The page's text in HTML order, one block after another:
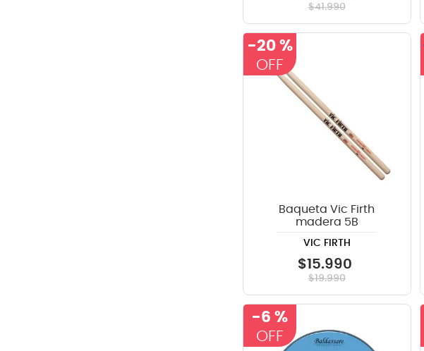
$41.990
-20 %
Baqueta Vic Firth
madera 5B
VIC FIRTH
$15.990
$19.990
-6 %